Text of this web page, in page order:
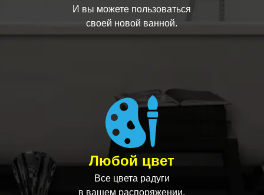
И вы можете пользоваться
своей новой ванной.
Любой цвет
Все цвета радуги
в вашем распоряжении.